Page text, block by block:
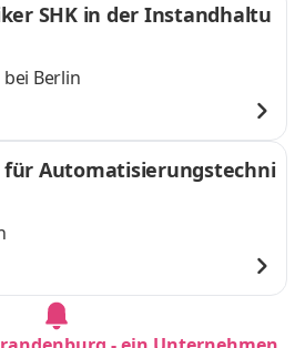
SHK in der Instandhaltu
Berlin
Automatisierungstechni